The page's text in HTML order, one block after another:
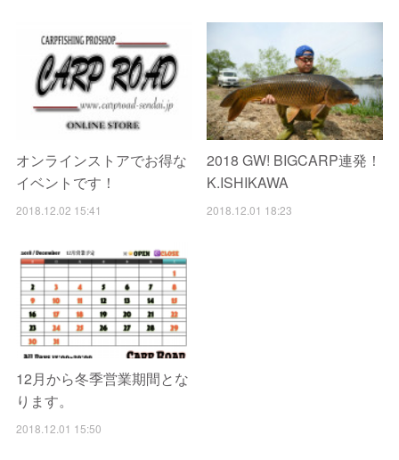
オンラインストアでお得な
イベントです！
2018.12.02 15:41
2018 GW! BIGCARP連発！
K.ISHIKAWA
2018.12.01 18:23
12月から冬季営業期間とな
ります。
2018.12.01 15:50